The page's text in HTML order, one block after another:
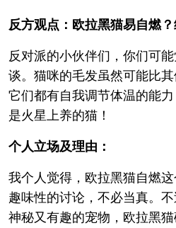
反方观点：欧拉黑猫易自燃？
反对派的小伙伴们，你们可
谈。猫咪的毛发虽然可能比
它们都有自我调节体温的能
是火星上养的猫！
个人立场及理由：
我个人觉得，欧拉黑猫自燃
趣味性的讨论，不必当真。
神秘又有趣的宠物，欧拉黑猫